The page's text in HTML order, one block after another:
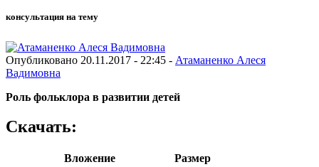
консультация на тему
Опубликовано 20.11.2017 - 22:45 - Атаманенко Алеся
Вадимовна
Роль фольклора в развитии детей
Скачать:
Вложение
Размер